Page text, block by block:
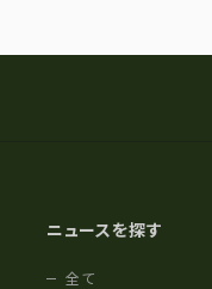
ニュースを探す
全て